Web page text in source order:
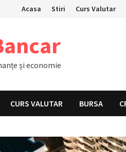
Acasa Stiri Curs Valutar
și economie
CURS VALUTAR BURSA